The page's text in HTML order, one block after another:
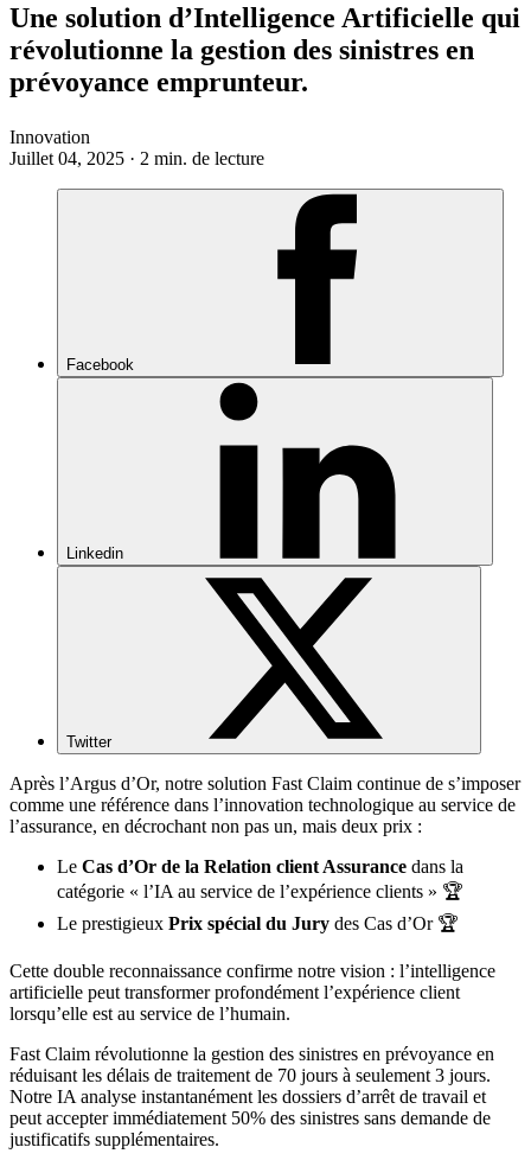
Une solution d’Intelligence Artificielle qui
révolutionne la gestion des sinistres en
prévoyance emprunteur.
Innovation
Juillet 04, 2025 · 2 min. de lecture
Facebook
Linkedin
Twitter
Après l’Argus d’Or, notre solution Fast Claim continue de s’imposer
comme une référence dans l’innovation technologique au service de
l’assurance, en décrochant non pas un, mais deux prix :
Le Cas d’Or de la Relation client Assurance dans la
catégorie « l’IA au service de l’expérience clients » 🏆
Le prestigieux Prix spécial du Jury des Cas d’Or 🏆
Cette double reconnaissance confirme notre vision : l’intelligence
artificielle peut transformer profondément l’expérience client
lorsqu’elle est au service de l’humain.
Fast Claim révolutionne la gestion des sinistres en prévoyance en
réduisant les délais de traitement de 70 jours à seulement 3 jours.
Notre IA analyse instantanément les dossiers d’arrêt de travail et
peut accepter immédiatement 50% des sinistres sans demande de
justificatifs supplémentaires.